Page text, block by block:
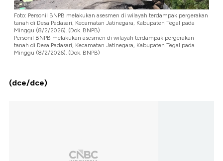
Foto: Personil BNPB melakukan asesmen di wilayah terdampak pergerakan
tanah di Desa Padasari, Kecamatan Jatinegara, Kabupaten Tegal pada
Minggu (8/2/2026). (Dok. BNPB)
Personil BNPB melakukan asesmen di wilayah terdampak pergerakan
tanah di Desa Padasari, Kecamatan Jatinegara, Kabupaten Tegal pada
Minggu (8/2/2026). (Dok. BNPB)
(dce/dce)